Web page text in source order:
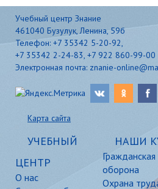
Учебный центр Знание
461040 Бузулук, Ленина, 59б
Телефон: +7 35342 5-20-92,
+7 35342 2-24-83, +7 922 860-99-00
Электронная почта: znanie-
Карта сайта
УЧЕБНЫЙ
ЦЕНТР
О нас
НАШИ
Гражданская
оборона
Охрана